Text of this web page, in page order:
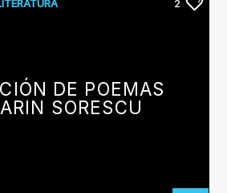
2
DE POEMAS
SORESCU